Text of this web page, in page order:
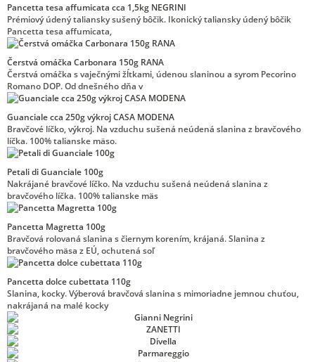
Pancetta tesa affumicata cca 1,5kg NEGRINI
Prémiový údený taliansky sušený bôčik. Ikonický taliansky údený bôčik
Pancetta tesa affumicata,
Čerstvá omáčka Carbonara 150g RANA
Čerstvá omáčka s vaječnými žĺtkami, údenou slaninou a syrom Pecorino
Romano DOP. Od dnešného dňa v
Guanciale cca 250g výkroj CASA MODENA
Bravčové líčko, výkroj. Na vzduchu sušená neúdená slanina z bravčového
líčka. 100% talianske mäso.
Petali di Guanciale 100g
Nakrájané bravčové líčko. Na vzduchu sušená neúdená slanina z
bravčového líčka. 100% talianske mäs
Pancetta Magretta 100g
Bravčová rolovaná slanina s čiernym korením, krájaná. Slanina z
bravčového mäsa z EÚ, ochutená soľ
Pancetta dolce cubettata 110g
Slanina, kocky. Výberová bravčová slanina s mimoriadne jemnou chuťou,
nakrájaná na malé kocky